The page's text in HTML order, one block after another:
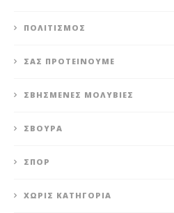
ΠΟΛΙΤΙΣΜΌΣ
ΣΑΣ ΠΡΟΤΕΊΝΟΥΜΕ
ΣΒΗΣΜΈΝΕΣ ΜΟΛΥΒΙΈΣ
ΣΒΟΎΡΑ
ΣΠΟΡ
ΧΩΡΊΣ ΚΑΤΗΓΟΡΊΑ